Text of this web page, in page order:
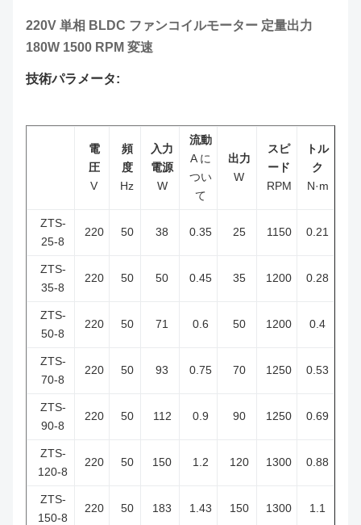
220V 単相 BLDC ファンコイルモーター 定量出力
180W 1500 RPM 変速
技術パラメータ:
電
圧
V
頻
度
Hz
入力
電源
W
流動
A に
つい
て
出力
W
スピ
ード
RPM
トル
ク
N·m
ZTS-
25-8
220 50 38 0.35 25 1150 0.21
ZTS-
35-8
220 50 50 0.45 35 1200 0.28
ZTS-
50-8
220 50 71 0.6 50 1200 0.4
ZTS-
70-8
220 50 93 0.75 70 1250 0.53
ZTS-
90-8
220 50 112 0.9 90 1250 0.69
ZTS-
120-8
220 50 150 1.2 120 1300 0.88
ZTS-
150-8
220 50 183 1.43 150 1300 1.1